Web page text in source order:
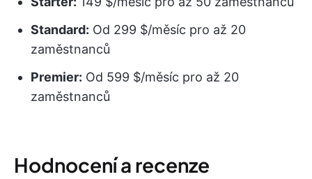
Standard: Od 299 $/měsíc pro až 20
zaměstnanců
Premier: Od 599 $/měsíc pro až 20
zaměstnanců
Hodnocení a recenze